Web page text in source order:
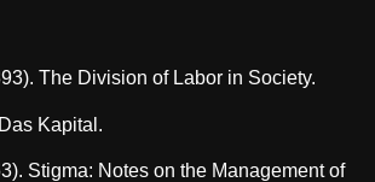
The Division of Labor in Society.
Kapital.
Stigma: Notes on the Management of